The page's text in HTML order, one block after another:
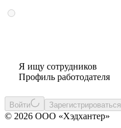
Я ищу сотрудников
Профиль работодателя
Войти Зарегистрироваться
© 2026 ООО «Хэдхантер»